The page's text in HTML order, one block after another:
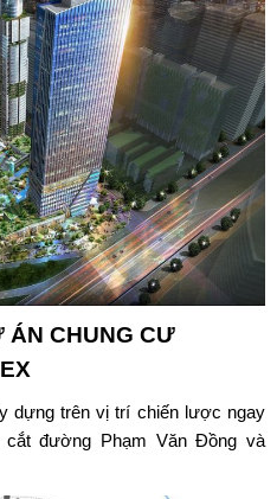
ÁN CHUNG CƯ
dựng trên vị trí chiến lược ngay
đường Phạm Văn Đồng và